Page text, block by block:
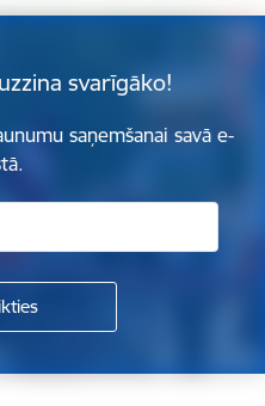
svarīgāko!
saņemšanai savā e-